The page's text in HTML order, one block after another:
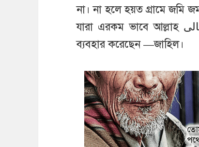
না। না হলে হয়ত গ্রামে
যারা এরকম ভাবে আল্লাহ تعالى তাদের জন্য এই আয়াতে কঠিন একটা শব্দ
ব্যবহার করেছেন —জাহিল।